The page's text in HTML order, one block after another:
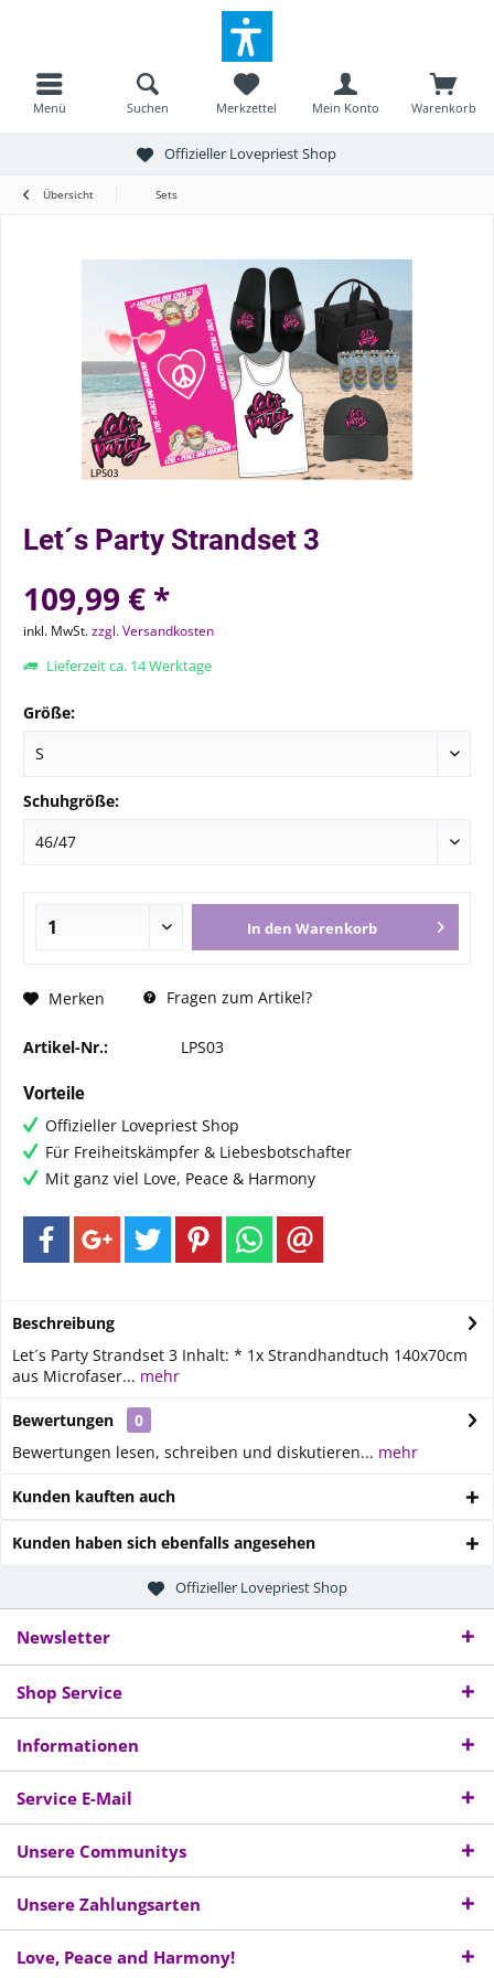
Menü Warenkorb
Merkzettel Mein Konto
Suchen
Offizieller Lovepriest Shop
Übersicht Sets
Let´s Party Strandset 3
109,99 € *
inkl. MwSt.zzgl. Versandkosten
Lieferzeit ca. 14 Werktage
Größe:
Schuhgröße:
In den Warenkorb
Merken Fragen zum Artikel?
Artikel-Nr.: LPS03
Vorteile
Offizieller Lovepriest Shop
Für Freiheitskämpfer & Liebesbotschafter
Mit ganz viel Love, Peace & Harmony
Beschreibung
Let´s Party Strandset 3 Inhalt: * 1x Strandhandtuch 140x70cm
aus Microfaser... mehr
Bewertungen
0
Bewertungen lesen, schreiben und diskutieren... mehr
Kunden kauften auch
Kunden haben sich ebenfalls angesehen
Offizieller Lovepriest Shop
Newsletter
Shop Service
Informationen
Service E-Mail
Unsere Communitys
Unsere Zahlungsarten
Love, Peace and Harmony!